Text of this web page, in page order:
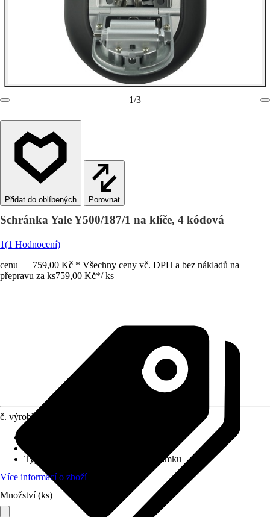
1/3
Porovnat
Schránka Yale Y500/187/1 na klíče, 4 kódová
1(1 Hodnocení)
cenu — 759,00 Kč * Všechny ceny vč. DPH a bez nákladů na
přepravu za ks759,00 Kč*/ ks
č. výrobku
Typ zámku
Kombinace číselného zámku
Více informací o zboží
Množství (ks)